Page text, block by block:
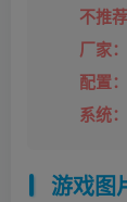
不推
厂家
配置：
系统
游戏图